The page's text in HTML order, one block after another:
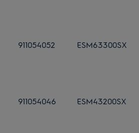
911054052 ESM63300SX
911054046 ESM43200SX